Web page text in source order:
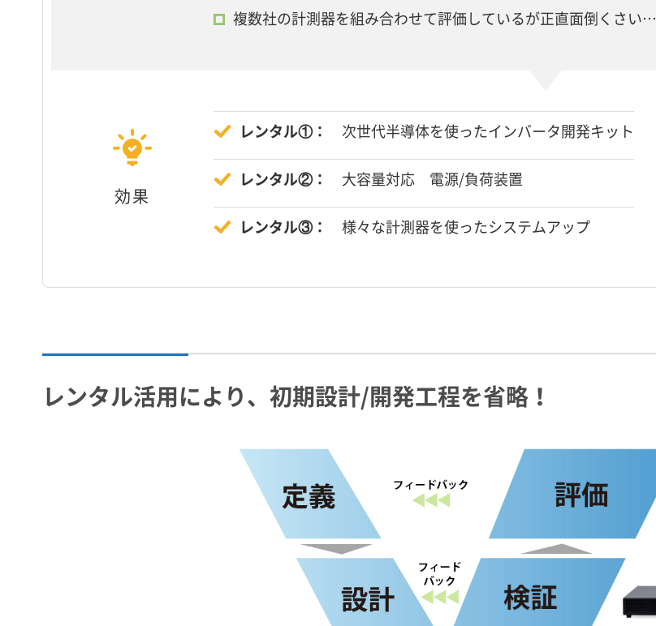
複数社の計測器を組み合わせて評価しているが正直面倒くさい…
効果
レンタル①： 次世代半導体を使ったインバータ開発キット
レンタル②： 大容量対応 電源/負荷装置
レンタル③： 様々な計測器を使ったシステムアップ
レンタル活用により、初期設計/開発工程を省略！